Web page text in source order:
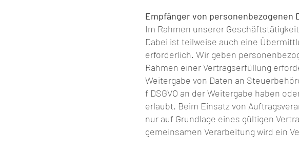
Empfänger von personenbezogenen
Im Rahmen unserer
Dabei ist teilweise auch eine
erforderlich. Wir geben
Rahmen einer Vertragserfüllung
Weitergabe von Daten an
f DSGVO an der Weitergabe haben
erlaubt. Beim Einsatz von
nur auf Grundlage eines gültigen
gemeinsamen Verarbeitung wird ein